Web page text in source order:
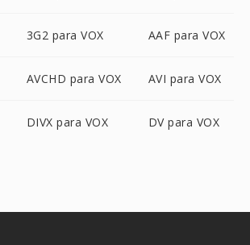
3G2 para VOX AAF para VOX
AVCHD para VOX AVI para VOX
DIVX para VOX DV para VOX